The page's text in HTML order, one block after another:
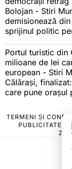
Bolojan - Stiri
demisionează
sprijinul politic
Portul turistic din
milioane de lei
european - Stiri
Călărași,
care pune orașul
TERMENI ȘI CONDIȚII
PUBLICITATE